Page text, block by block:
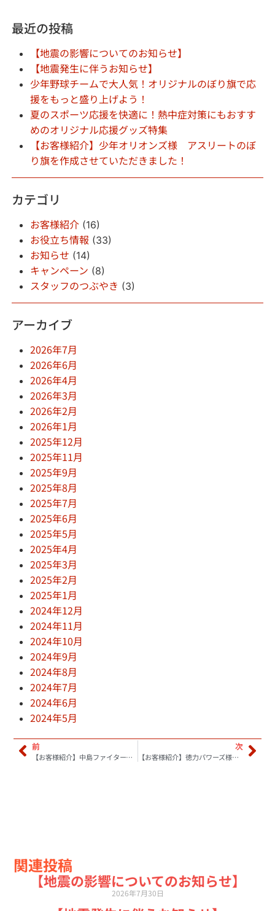
最近の投稿
【地震の影響についてのお知らせ】
【地震発生に伴うお知らせ】
少年野球チームで大人気！オリジナルのぼり旗で応
援をもっと盛り上げよう！
夏のスポーツ応援を快適に！熱中症対策にもおすす
めのオリジナル応援グッズ特集
【お客様紹介】少年オリオンズ様 アスリートのぼ
り旗を作成させていただきました！
カテゴリ
お客様紹介(16)
お役立ち情報 (33)
お知らせ (14)
キャンペーン (8)
スタッフのつぶやき (3)
アーカイブ
2026年7月
2026年6月
2026年4月
2026年3月
2026年2月
2026年1月
2025年12月
2025年11月
2025年9月
2025年8月
2025年7月
2025年6月
2025年5月
2025年4月
2025年3月
2025年2月
2025年1月
2024年12月
2024年11月
2024年10月
2024年9月
2024年8月
2024年7月
2024年6月
2024年5月
前
【お客様紹介】中島ファイターズ様 横断幕、のぼり旗を作成させていただきました！
次
【お客様紹介】徳力パワーズ様 アスリートのぼり旗を作成させていただきました！
関連投稿
【地震の影響についてのお知らせ】
2026年7月30日